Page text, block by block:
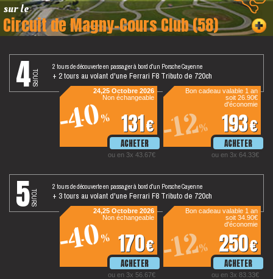
sur le
Circuit de Magny-Cours Club (58)
4tours
2 tours de découverte en passager à bord d'un Porsche Cayenne
+ 2 tours au volant d'une Ferrari F8 Tributo de 720ch
Bon cadeau valable 1 an
193€
ou en 3x 64.33€
-12%
soit 26.90€
d'économie
24,25 Octobre 2026
Non échangeable
131€
ou en 3x 43.67€
-40%
5tours
2 tours de découverte en passager à bord d'un Porsche Cayenne
+ 3 tours au volant d'une Ferrari F8 Tributo de 720ch
Bon cadeau valable 1 an
250€
ou en 3x 83.33€
-12%
soit 34.90€
d'économie
24,25 Octobre 2026
Non échangeable
170€
ou en 3x 56.67€
-40%